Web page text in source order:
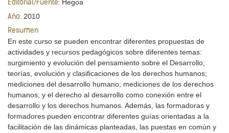
Editorial/Fuente: Hegoa
Año: 2010
Resumen
En este curso se pueden encontrar diferentes propuestas de
actividades y recursos pedagógicos sobre diferentes temas:
surgimiento y evolución del pensamiento sobre el Desarrollo;
teorías, evolución y clasificaciones de los derechos humanos;
mediciones del desarrollo humano; mediciones de los derechos
humanos; y el derecho al desarrollo como conexión entre el
desarrollo y los derechos humanos. Además, las formadoras y
formadores pueden encontrar diferentes guías orientadas a la
facilitación de las dinámicas planteadas, las puestas en común y